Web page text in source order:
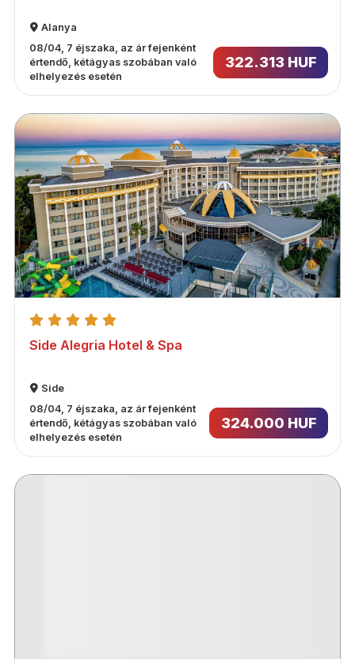
Alanya
08/04, 7 éjszaka, az ár fejenként
értendő, kétágyas szobában való
elhelyezés esetén
322.313 HUF
Side Alegria Hotel & Spa
Side
08/04, 7 éjszaka, az ár fejenként
értendő, kétágyas szobában való
elhelyezés esetén
324.000 HUF